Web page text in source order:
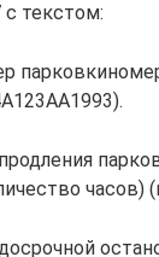
с текстом:
часов)